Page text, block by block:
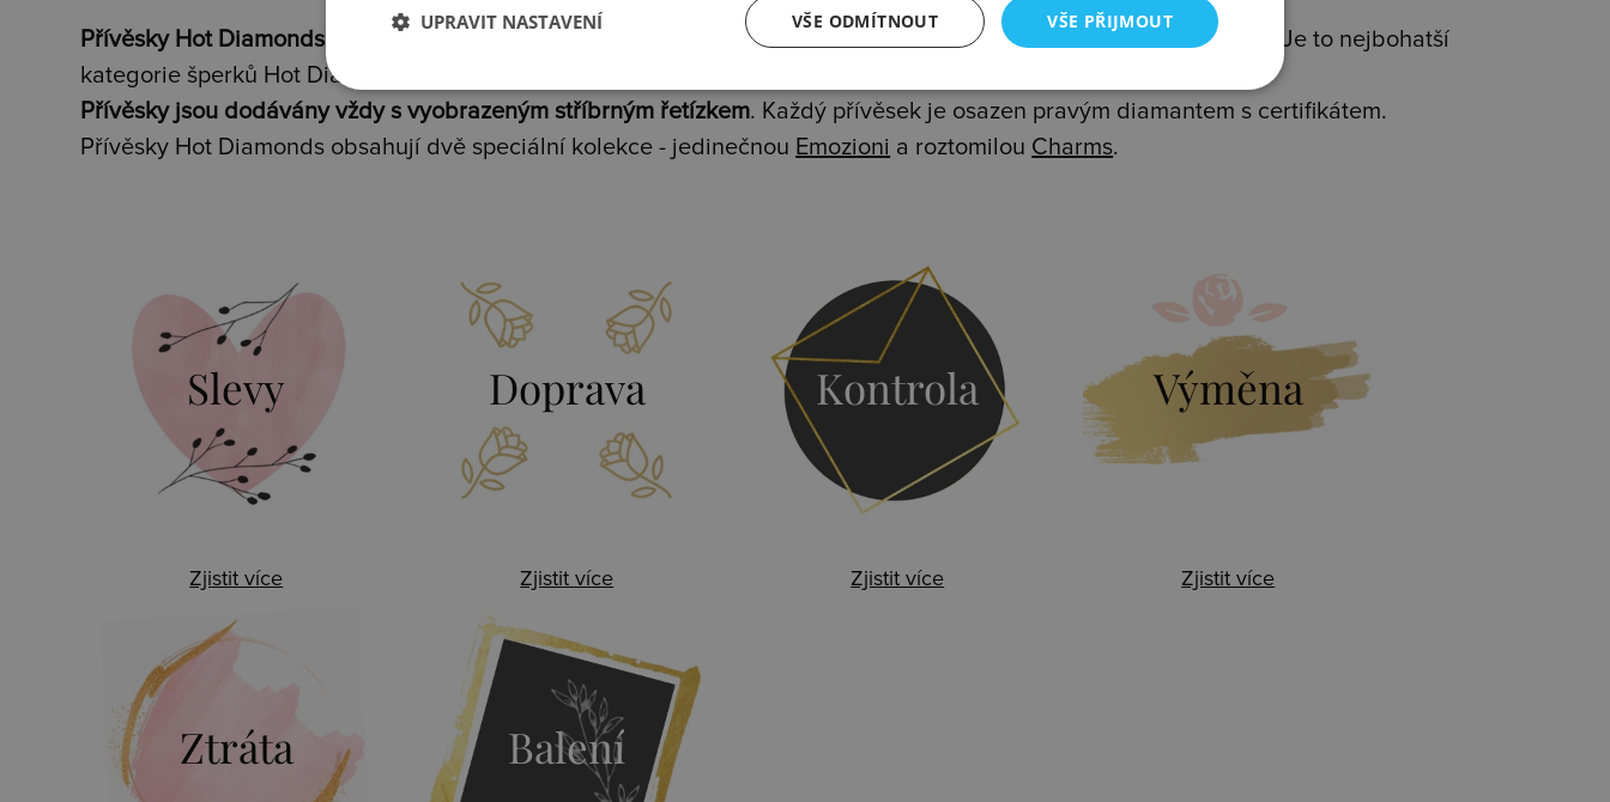
Přívěsky Hot Diamonds jsou nádherné šperky z rhodiovaného nebo zlaceného stříbra prvotřídní kvality(925/1000). Je to nejbohatší
kategorie šperků Hot Diamonds.
Přívěsky jsou dodávány vždy s vyobrazeným stříbrným řetízkem. Každý přívěsek je osazen pravým diamantem s certifikátem.
Přívěsky Hot Diamonds obsahují dvě speciální kolekce - jedinečnou Emozioni a roztomilou Charms.
Slevy
Zjistit více
Doprava
Zjistit více
Kontrola
Zjistit více
Výměna
Zjistit více
Ztráta Balení
VŠE PŘIJMOUT
VŠE ODMÍTNOUT
UPRAVIT NASTAVENÍ